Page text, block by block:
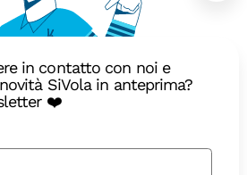
anche
in contatto con noi e
SiVola in anteprima?
❤️